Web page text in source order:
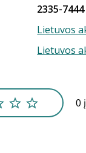
2335-7444
Lietuvos
Lietuvos
0